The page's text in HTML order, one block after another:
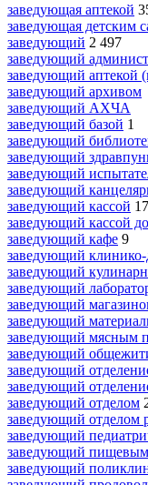
заведующая аптекой
заведующая детским
заведующий 2 497
заведующий
заведующий аптекой
заведующий архивом
заведующий АХЧА
заведующий базой 1
заведующий
заведующий
заведующий
заведующий
заведующий кассой
заведующий кассой
заведующий кафе 9
заведующий клинико-
заведующий
заведующий
заведующий
заведующий
заведующий мясным
заведующий
заведующий
заведующий
заведующий отделом
заведующий отделом
заведующий
заведующий пищевым
заведующий